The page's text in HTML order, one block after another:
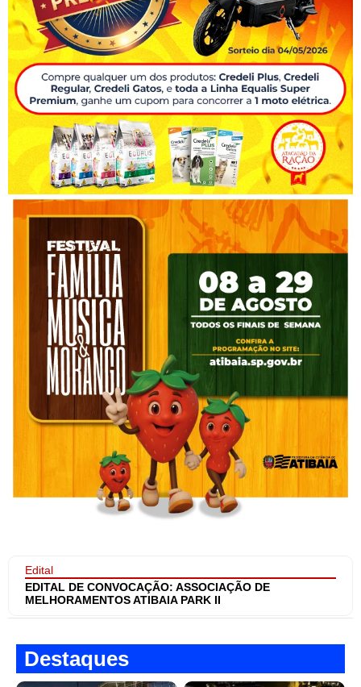
Edital
EDITAL DE CONVOCAÇÃO: ASSOCIAÇÃO DE
MELHORAMENTOS ATIBAIA PARK II
Destaques